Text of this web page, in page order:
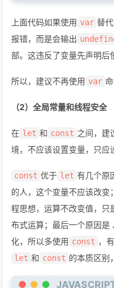
上面代码如果使用 var 替代
报错，而是会输出
部。这违反了变量先声明后
所以，建议不再使用 var
（2）全局常量和线程安全
在 let 和 const 之间，建
境，不应该设置变量，只应
const 优于 let 有几个原
的人，这个变量不应该改变
程思想，运算不改变值，只
布式运算；最后一个原因
化，所以多使用 const ，
let 和 const 的本质区别